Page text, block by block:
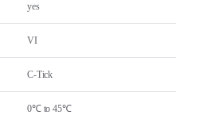
yes
VI
C-Tick
0℃ to 45℃